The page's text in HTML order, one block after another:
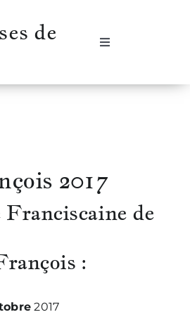
de
Navigation
2017
de
:
2017